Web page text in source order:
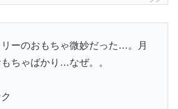
ーのおもちゃ微妙だった…。月
ちゃばかり…なぜ。。